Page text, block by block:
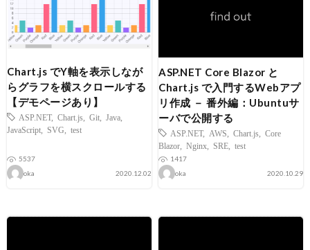
Chart.js でY軸を表示しなが
らグラフを横スクロールする
【デモページあり】
ASP.NET, Chart.js Git Java
JavaScript
SVG test
5537
oka
2020.12.02
ASP.NET Core Blazor と
Chart.js で入門するWebアプ
リ作成 － 番外編：Ubuntuサ
ーバで公開する
ASP.NET, AWS Chart.js
Core
Blazor
Nginx SRE
test
1417
oka
2020.10.29